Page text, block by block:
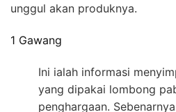
unggul akan produknya.
1 Gawang
Ini ialah informasi
yang dipakai lombong
penghargaan.